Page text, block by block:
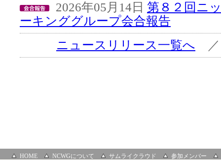
2026年05月14日 第８２回ニ
ーキンググループ会合報告
ニュースリリース一覧へ
HOME NCWGについて サムライクラウド 参加メンバー